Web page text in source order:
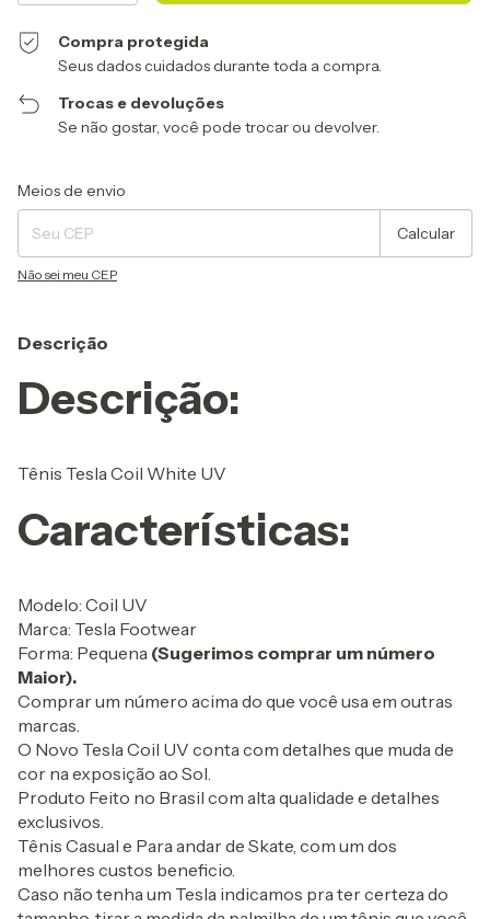
Compra protegida
Seus dados cuidados durante toda a compra.
Trocas e devoluções
Se não gostar, você pode trocar ou devolver.
Entregas para o CEP:
Meios de envio
Calcular
Não sei meu CEP
Descrição
Descrição:
Tênis Tesla Coil White UV
Características:
Modelo: Coil UV
Marca: Tesla Footwear
Forma: Pequena (Sugerimos comprar um número
Maior).
Comprar um número acima do que você usa em outras
marcas.
O Novo Tesla Coil UV conta com detalhes que muda de
cor na exposição ao Sol.
Produto Feito no Brasil com alta qualidade e detalhes
exclusivos.
Tênis Casual e Para andar de Skate, com um dos
melhores custos beneficio.
Caso não tenha um Tesla indicamos pra ter certeza do